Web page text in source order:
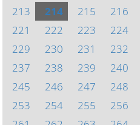
213
214 215 216
221
222 223 224
229
230 231 232
237
238 239 240
245
246 247 248
253
254 255 256